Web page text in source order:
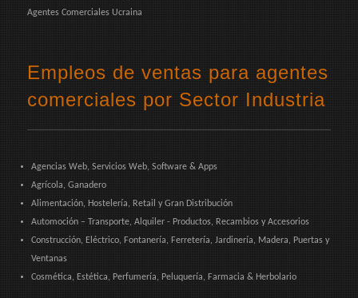
Agentes Comerciales Ucraina
Empleos de ventas para agentes
comerciales por Sector Industria
Agencias Web, Servicios Web, Software & Apps
Agrícola, Ganadero
Alimentación, Hostelería, Retail y Gran Distribución
Automoción – Transporte, Alquiler - Productos, Recambios y Accesorios
Construcción, Eléctrico, Fontanería, Ferretería, Jardinería, Madera, Puertas y
Ventanas
Cosmética, Estética, Perfumería, Peluquería, Farmacia & Herbolario